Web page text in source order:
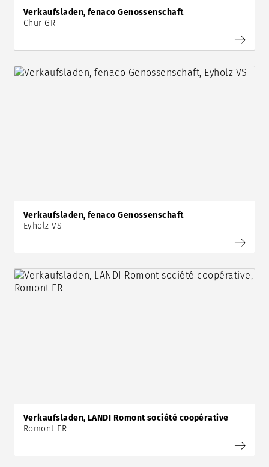
Verkaufsladen, fenaco Genossenschaft
Chur GR
Verkaufsladen, fenaco Genossenschaft
Eyholz VS
Verkaufsladen, LANDI Romont société coopérative
Romont FR